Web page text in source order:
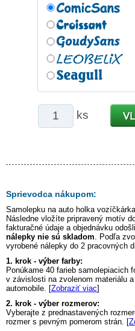
ks
Sprievodca nákupom:
Samolepku na auto holka vozíčkárka
Následne vložíte pripravený motív
fakturačné údaje a objednávku
nálepky nie sú skladom . Podľa
vyrobené nálepky do 2 pracovných
1. krok - výber farby:
Ponúkame 40 farieb
v závislosti na zvolenom materiálu
automobile. [Zobraziť viac]
2. krok - výber rozmerov:
Vyberajte z prednastavených
rozmer s pevným pomerom strán. [